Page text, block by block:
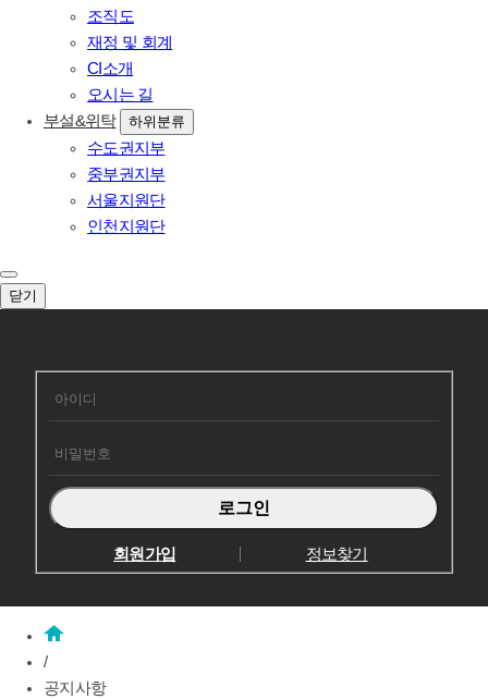
조직도
재정 및 회계
CI소개
오시는 길
부설&위탁
하위분류
수도권지부
중부권지부
서울지원단
인천지원단
닫기
회원가입 정보찾기
/
공지사항